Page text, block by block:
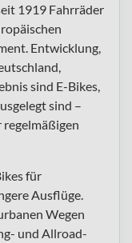
1919 Fahrräder
Entwicklung,
sind E-Bikes,
sind –
für
Ausflüge.
Wegen
und Allroad-